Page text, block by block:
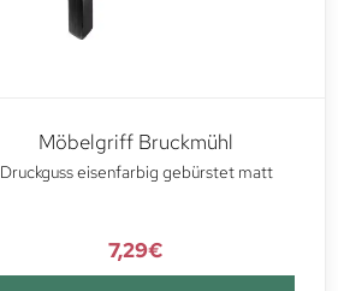
Möbelgriff Bruckmühl
Druckguss eisenfarbig gebürstet matt
7,29€